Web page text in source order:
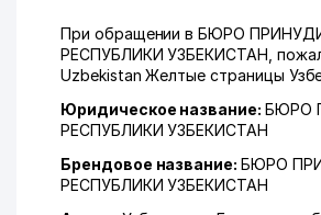
При обращении в БЮРО
РЕСПУБЛИКИ УЗБЕКИСТАН,
Uzbekistan Желтые страницы
Юридическое название: БЮРО
РЕСПУБЛИКИ УЗБЕКИСТАН
Брендовое название: БЮРО
РЕСПУБЛИКИ УЗБЕКИСТАН